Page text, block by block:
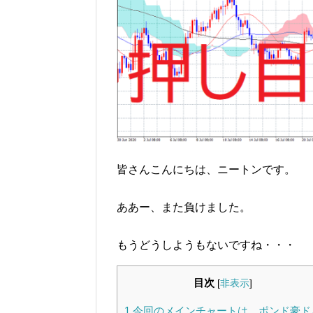
皆さんこんにちは、ニートンです。
ああー、また負けました。
もうどうしようもないですね・・・
目次 [非表示]
1 今回のメインチャートは、ポンド豪ド